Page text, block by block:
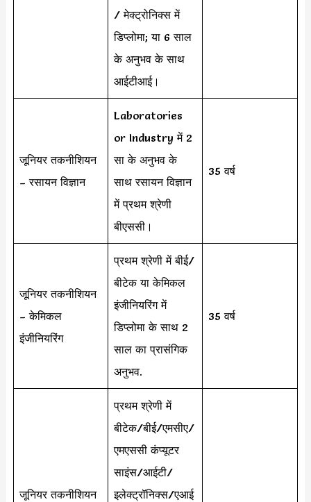
/ मेक्ट्रोनिक्स में
डिप्लोमा; या 6 साल
के अनुभव के साथ
आईटीआई।
जूनियर तकनीशियन
– रसायन विज्ञान
Laboratories
or Industry में 2
सा के अनुभव के
साथ रसायन विज्ञान
में प्रथम श्रेणी
बीएससी।
35 वर्ष
जूनियर तकनीशियन
– केमिकल
इंजीनियरिंग
प्रथम श्रेणी में बीई/
बीटेक या केमिकल
इंजीनियरिंग में
डिप्लोमा के साथ 2
साल का प्रासंगिक
अनुभव.
35 वर्ष
जूनियर तकनीशियन
प्रथम श्रेणी में
बीटेक/बीई/एमसीए/
एमएससी कंप्यूटर
साइंस/आईटी/
इलेक्ट्रॉनिक्स/एआई